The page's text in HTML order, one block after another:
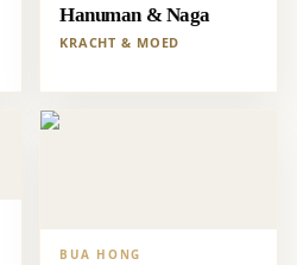
Hanuman & Naga
KRACHT & MOED
BUA HONG